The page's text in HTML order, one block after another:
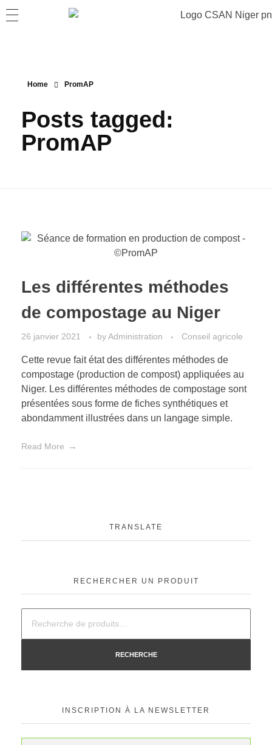
Home PromAP
Posts tagged:
PromAP
Les différentes méthodes
de compostage au Niger
26 janvier 2021 byAdministration Conseil agricole
Cette revue fait état des différentes méthodes de
compostage (production de compost) appliquées au
Niger. Les différentes méthodes de compostage sont
présentées sous forme de fiches synthétiques et
abondamment illustrées dans un langage simple.
Read More
TRANSLATE
RECHERCHER UN PRODUIT
RECHERCHE
INSCRIPTION À LA NEWSLETTER